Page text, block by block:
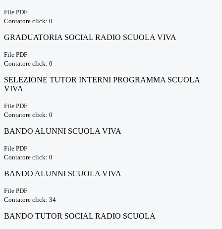
File PDF
Contatore click: 0
GRADUATORIA SOCIAL RADIO SCUOLA VIVA
File PDF
Contatore click: 0
SELEZIONE TUTOR INTERNI PROGRAMMA SCUOLA
VIVA
File PDF
Contatore click: 0
BANDO ALUNNI SCUOLA VIVA
File PDF
Contatore click: 0
BANDO ALUNNI SCUOLA VIVA
File PDF
Contatore click: 34
BANDO TUTOR SOCIAL RADIO SCUOLA